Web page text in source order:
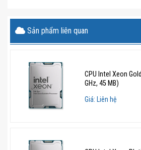
Sản phẩm liên quan
CPU Intel Xeon
GHz, 45 MB)
Giá: Liên hệ